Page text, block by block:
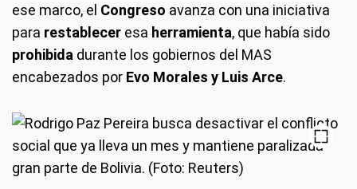
ese marco, el Congreso avanza con una iniciativa
para restablecer esa herramienta, que había sido
prohibida durante los gobiernos del MAS
encabezados por Evo Morales y Luis Arce.